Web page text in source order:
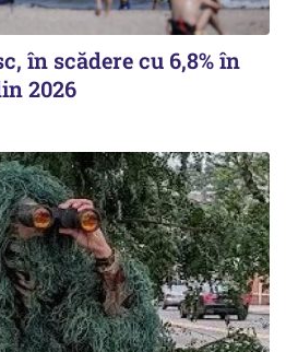
în scădere cu 6,8% în
2026